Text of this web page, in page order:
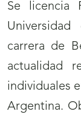
Se licencia
carrera de
actualidad
individuales
Argentina.